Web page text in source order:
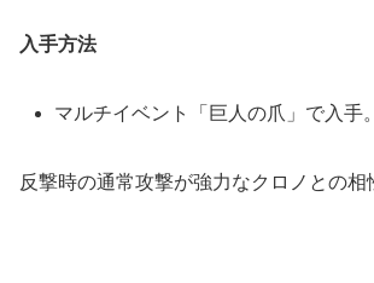
入手方法
マルチイベント「巨人の爪」で入手。
反撃時の通常攻撃が強力なクロノとの相